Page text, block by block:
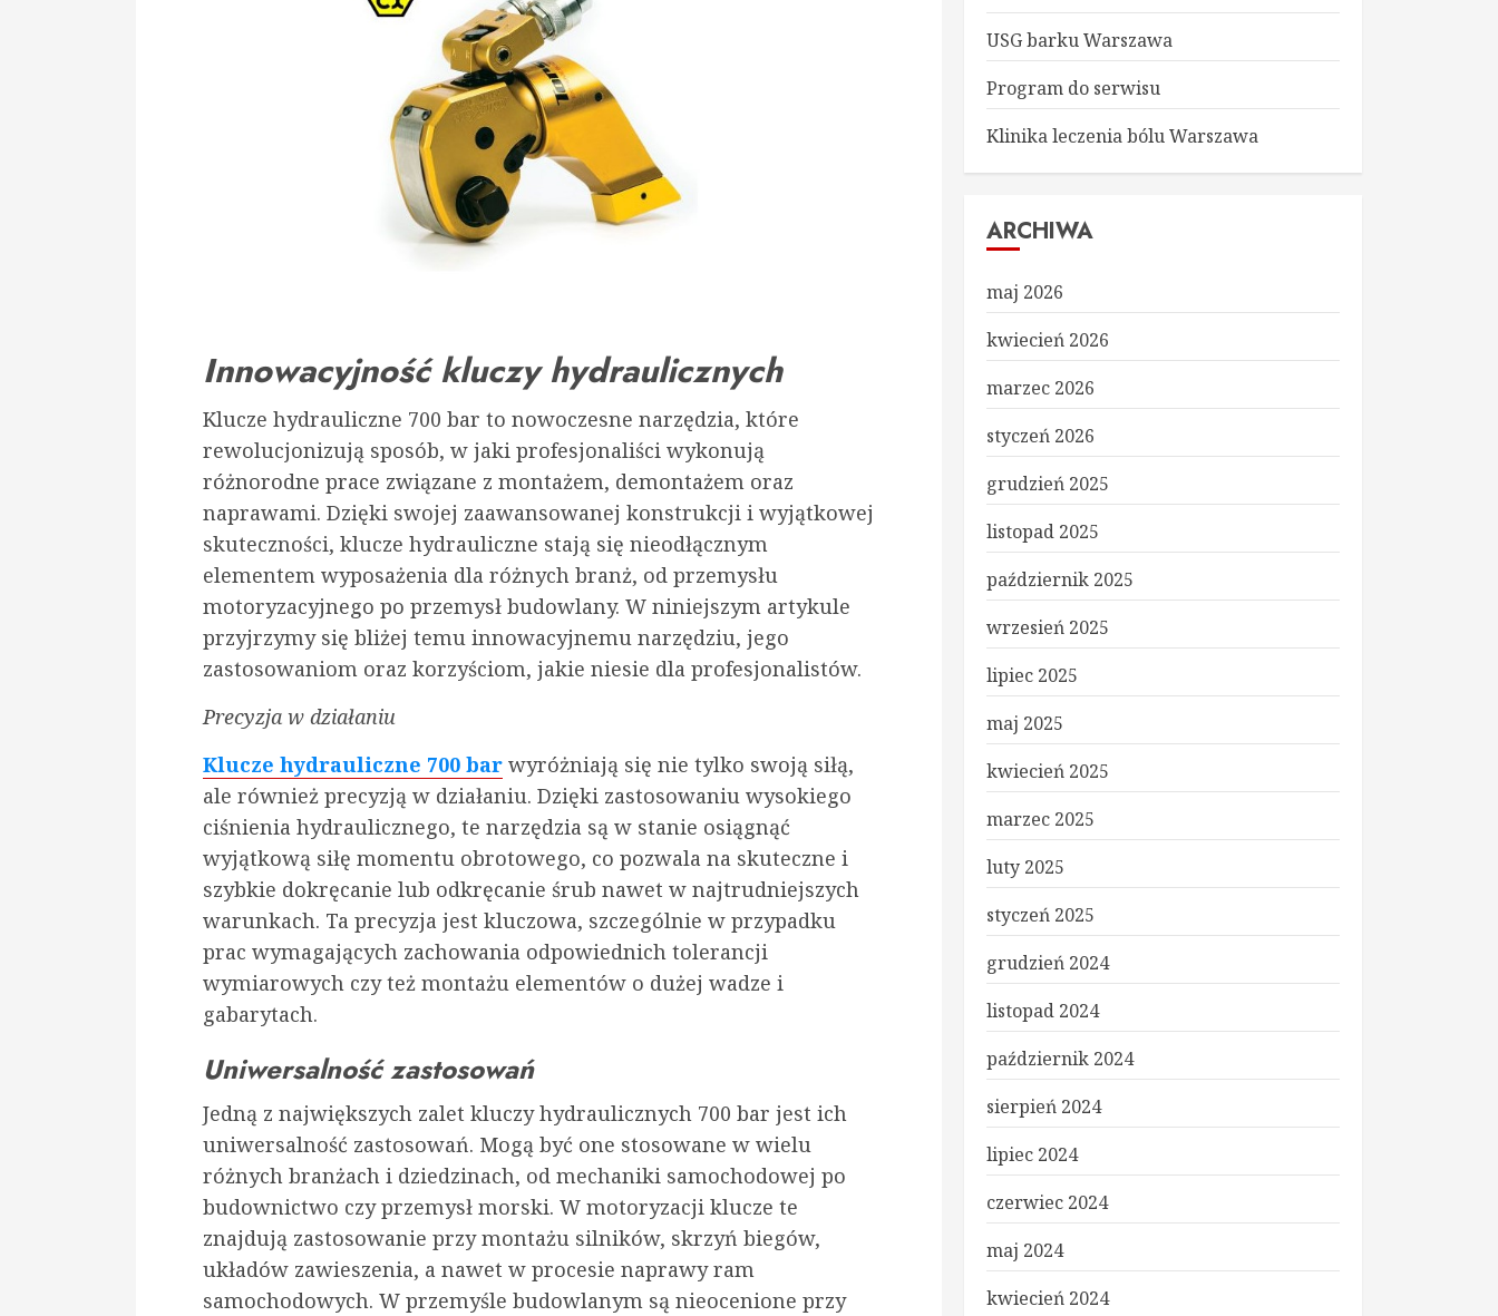
Innowacyjność kluczy hydraulicznych
Klucze hydrauliczne 700 bar to nowoczesne narzędzia, które
rewolucjonizują sposób, w jaki profesjonaliści wykonują
różnorodne prace związane z montażem, demontażem oraz
naprawami. Dzięki swojej zaawansowanej konstrukcji i wyjątkowej
skuteczności, klucze hydrauliczne stają się nieodłącznym
elementem wyposażenia dla różnych branż, od przemysłu
motoryzacyjnego po przemysł budowlany. W niniejszym artykule
przyjrzymy się bliżej temu innowacyjnemu narzędziu, jego
zastosowaniom oraz korzyściom, jakie niesie dla profesjonalistów.
Precyzja w działaniu
Klucze hydrauliczne 700 bar wyróżniają się nie tylko swoją siłą,
ale również precyzją w działaniu. Dzięki zastosowaniu wysokiego
ciśnienia hydraulicznego, te narzędzia są w stanie osiągnąć
wyjątkową siłę momentu obrotowego, co pozwala na skuteczne i
szybkie dokręcanie lub odkręcanie śrub nawet w najtrudniejszych
warunkach. Ta precyzja jest kluczowa, szczególnie w przypadku
prac wymagających zachowania odpowiednich tolerancji
wymiarowych czy też montażu elementów o dużej wadze i
gabarytach.
Uniwersalność zastosowań
Jedną z największych zalet kluczy hydraulicznych 700 bar jest ich
uniwersalność zastosowań. Mogą być one stosowane w wielu
różnych branżach i dziedzinach, od mechaniki samochodowej po
budownictwo czy przemysł morski. W motoryzacji klucze te
znajdują zastosowanie przy montażu silników, skrzyń biegów,
układów zawieszenia, a nawet w procesie naprawy ram
samochodowych. W przemyśle budowlanym są nieocenione przy
USG barku Warszawa
Program do serwisu
Klinika leczenia bólu Warszawa
ARCHIWA
maj 2026
kwiecień 2026
marzec 2026
styczeń 2026
grudzień 2025
listopad 2025
październik 2025
wrzesień 2025
lipiec 2025
maj 2025
kwiecień 2025
marzec 2025
luty 2025
styczeń 2025
grudzień 2024
listopad 2024
październik 2024
sierpień 2024
lipiec 2024
czerwiec 2024
maj 2024
kwiecień 2024